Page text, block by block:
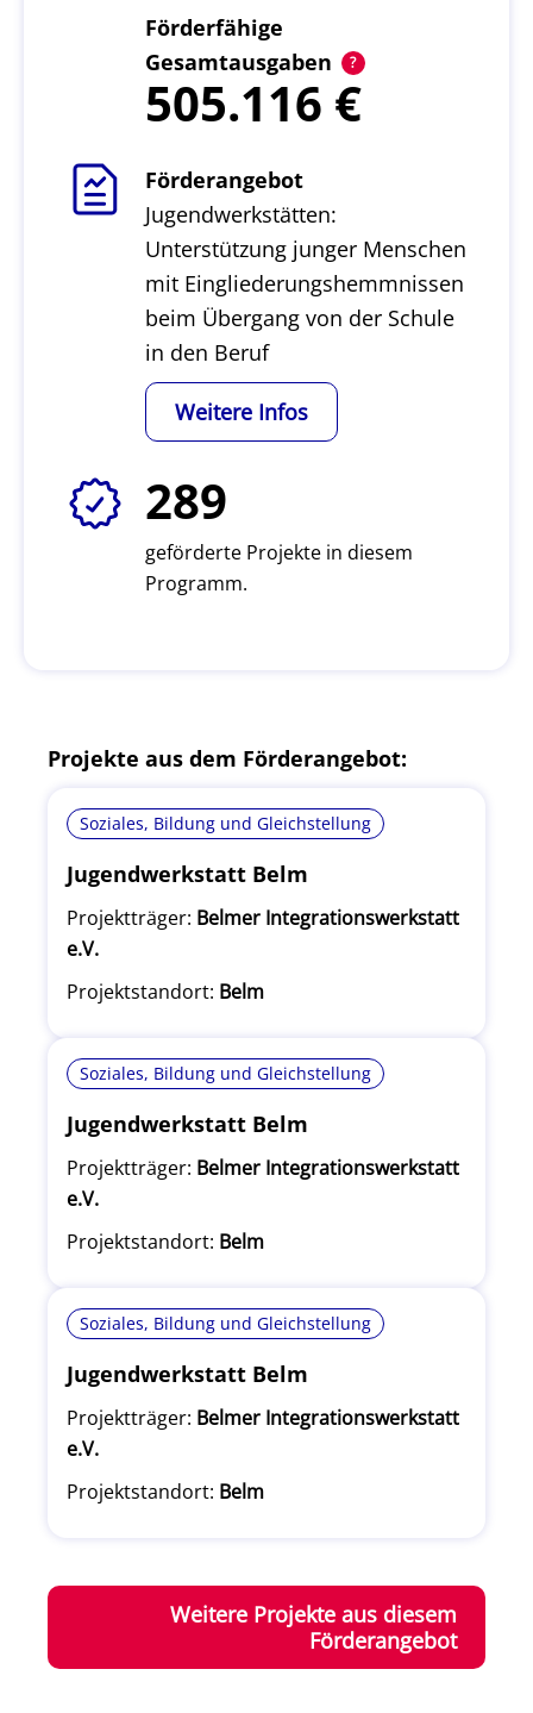
Förderfähige
Gesamtausgaben
505.116
Förderangebot
Jugendwerkstätten:
Unterstützung junger Menschen
mit Eingliederungshemmnissen
beim Übergang von der Schule
in den Beruf
Weitere Infos
289
geförderte Projekte in diesem
Programm.
Projekte aus dem Förderangebot:
Soziales, Bildung und Gleichstellung
Jugendwerkstatt Belm
Projektträger: Belmer Integrationswerkstatt
e.V.
Projektstandort: Belm
Soziales, Bildung und Gleichstellung
Jugendwerkstatt Belm
Projektträger: Belmer Integrationswerkstatt
e.V.
Projektstandort: Belm
Soziales, Bildung und Gleichstellung
Jugendwerkstatt Belm
Projektträger: Belmer Integrationswerkstatt
e.V.
Projektstandort: Belm
Weitere Projekte aus diesem
Förderangebot